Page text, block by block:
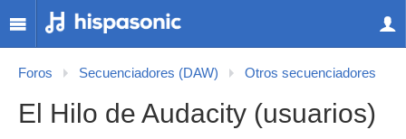
Foros Secuenciadores (DAW) Otros secuenciadores
El Hilo de Audacity (usuarios)